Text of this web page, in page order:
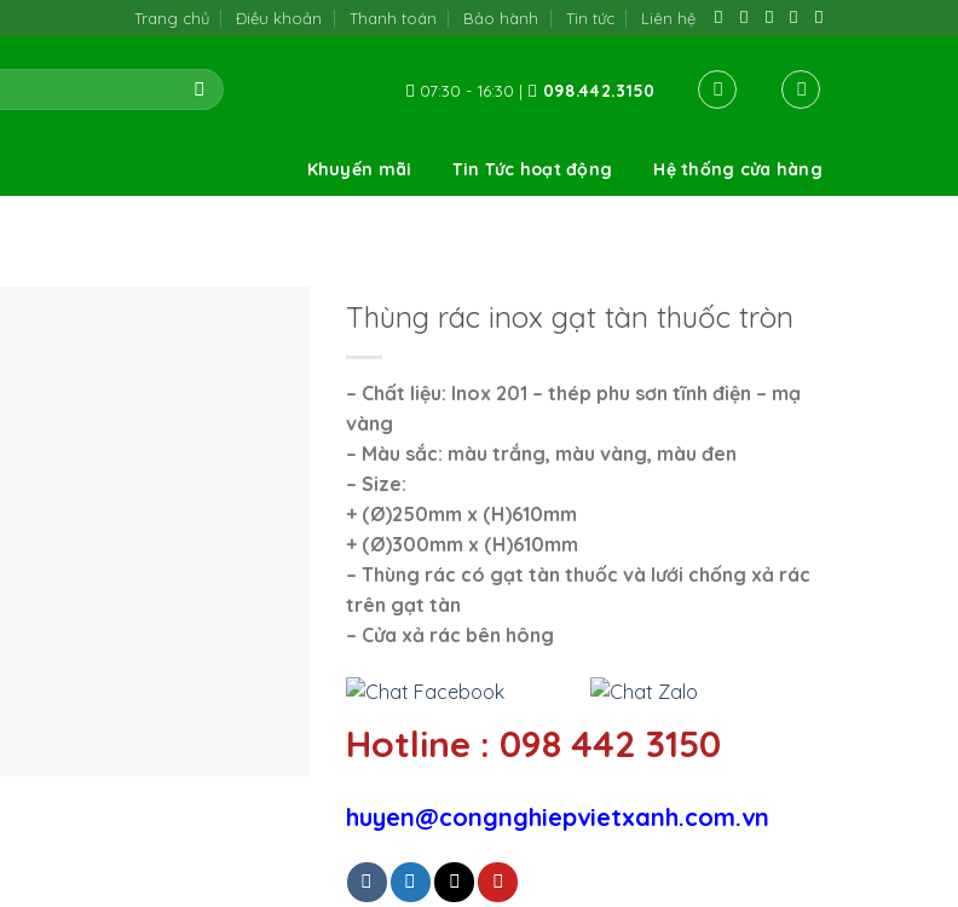
Trang chủ Điều khoản Thanh toán Bảo hành Tin tức Liên hệ
07:30 - 16:30 | 098.442.3150
Khuyến mãi Tin Tức hoạt động Hệ thống cửa hàng
Thùng rác inox gạt tàn thuốc tròn
– Chất liệu: Inox 201 – thép phu sơn tĩnh điện – mạ
vàng
– Màu sắc: màu trắng, màu vàng, màu đen
– Size:
+ (Ø)250mm x (H)610mm
+ (Ø)300mm x (H)610mm
– Thùng rác có gạt tàn thuốc và lưới chống xả rác
trên gạt tàn
– Cửa xả rác bên hông
Hotline : 098 442 3150
huyen@congnghiepvietxanh.com.vn